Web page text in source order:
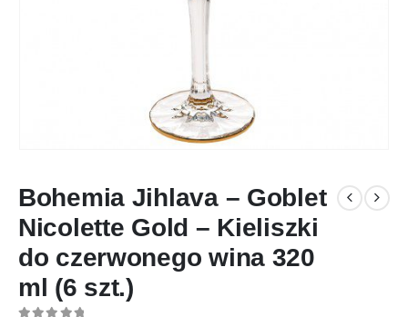
Bohemia Jihlava – Goblet
Nicolette Gold – Kieliszki
do czerwonego wina 320
ml (6 szt.)